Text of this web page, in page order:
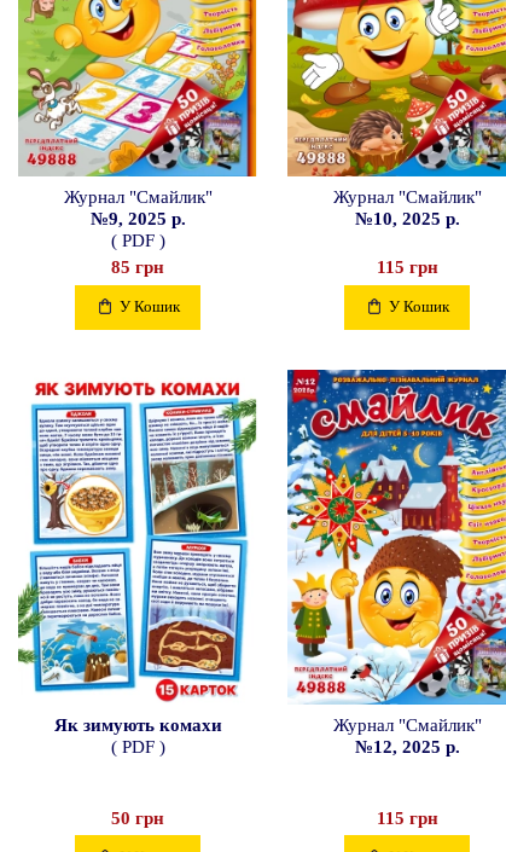
Журнал "Смайлик"
№9, 2025 р.
( PDF )
85 грн
У Кошик
Журнал "Смайлик"
№10, 2025 р.
115 грн
У Кошик
Як зимують комахи
( PDF )
50 грн
Журнал "Смайлик"
№12, 2025 р.
115 грн